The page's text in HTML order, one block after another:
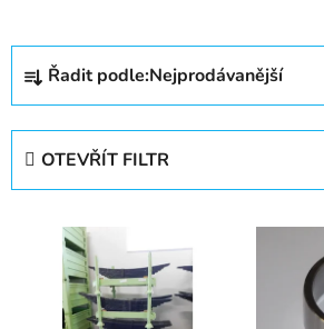
Ř
z
Řadit podle:Nejprodávanější
OTEVŘÍT FILTR